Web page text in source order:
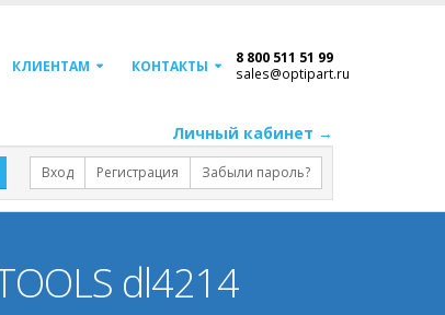
КЛИЕНТАМ КОНТАКТЫ 8 800 511 51 99
sales@optipart.ru
Личный кабинет →
Вход Регистрация Забыли пароль?
dl4214